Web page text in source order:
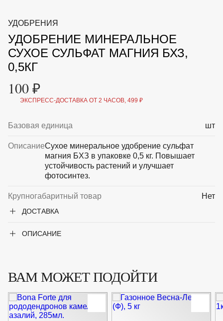
МАЛАЯ МЕХАНИЗАЦИЯ
ОТПУГИВАТЕЛИ ОТ ПТИЦ, НАСЕКОМЫХ И
ГРЫЗУНОВ
САДОВАЯ ОДЕЖДА И ОБУВЬ
САДОВЫЙ ИНСТРУМЕНТ
СЕМЕНА
ТОВАРЫ ДЛЯ БАНЬ И САУН
ТОВАРЫ ДЛЯ ПОЛИВА
ХОЗ ТОВАРЫ
Sale Новинки Акции
УХОД
+7 (495) 197 87
87
УДОБРЕНИЯ
УДОБРЕНИЕ МИНЕРАЛЬНОЕ
СУХОЕ СУЛЬФАТ МАГНИЯ БХЗ,
0,5КГ
100 ₽
ЭКСПРЕСС-ДОСТАВКА ОТ 2 ЧАСОВ, 499 ₽
Базовая единица шт
ОписаниеСухое минеральное удобрение сульфат
магния БХЗ в упаковке 0,5 кг. Повышает
устойчивость растений и улучшает
фотосинтез.
Крупногабаритный товар Нет
ДОСТАВКА
ОПИСАНИЕ
ВАМ МОЖЕТ ПОДОЙТИ